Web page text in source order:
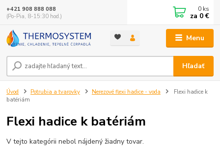
Menu
Hľadať
+421 908 888 088
(Po-Pia, 8-15:30 hod.)
0 ks
za 0 €
Úvod Potrubia a tvarovky Nerezové flexi hadice - voda
Flexi hadice k
batériám
Flexi hadice k batériám
V tejto kategórii nebol nájdený žiadny tovar.